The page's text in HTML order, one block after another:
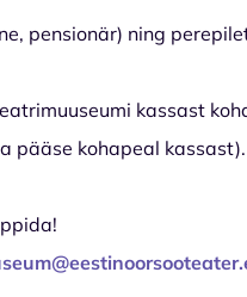
pensionär) ning
kassast
pääse kohapeal kassast).